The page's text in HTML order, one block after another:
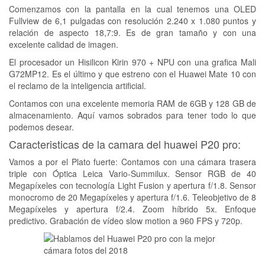
Comenzamos con la pantalla en la cual tenemos una OLED
Fullview de 6,1 pulgadas con resolución 2.240 x 1.080 puntos y
relación de aspecto 18,7:9. Es de gran tamaño y con una
excelente calidad de imagen.
El procesador un Hisilicon Kirin 970 + NPU con una grafica Mali
G72MP12. Es el último y que estreno con el Huawei Mate 10 con
el reclamo de la inteligencia artificial.
Contamos con una excelente memoria RAM de 6GB y 128 GB de
almacenamiento. Aquí vamos sobrados para tener todo lo que
podemos desear.
Caracteristicas de la camara del huawei P20 pro:
Vamos a por el Plato fuerte: Contamos con una cámara trasera
triple con Óptica Leica Vario-Summilux. Sensor RGB de 40
Megapíxeles con tecnología Light Fusion y apertura f/1.8. Sensor
monocromo de 20 Megapíxeles y apertura f/1.6. Teleobjetivo de 8
Megapíxeles y apertura f/2.4. Zoom híbrido 5x. Enfoque
predictivo. Grabación de vídeo slow motion a 960 FPS y 720p.